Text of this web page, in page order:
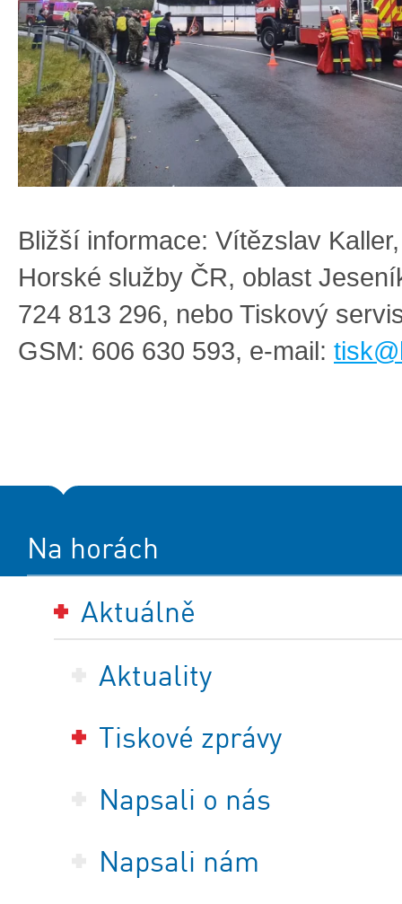
Bližší informace: Vítězslav
Horské služby ČR, oblast
724 813 296, nebo Tiskový
GSM: 606 630 593, e-mail:
Na horách
Aktuálně
Aktuality
Tiskové zprávy
Napsali o nás
Napsali nám